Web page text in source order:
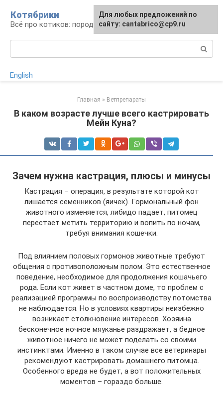
контенту
Котябрики
Всё про котиков: породы, содержание, уход
English
Главная » Ветпрепараты
В каком возрасте лучше всего кастрировать
Мейн Куна?
Зачем нужна кастрация, плюсы и минусы
Кастрация – операция, в результате которой кот
лишается семенников (яичек). Гормональный фон
животного изменяется, либидо падает, питомец
перестает метить территорию и вопить по ночам,
требуя внимания кошечки.
Под влиянием половых гормонов животные требуют
общения с противоположным полом. Это естественное
поведение, необходимое для продолжения кошачьего
рода. Если кот живет в частном доме, то проблем с
реализацией программы по воспроизводству потомства
не наблюдается. Но в условиях квартиры неизбежно
возникает столкновение интересов. Хозяина
бесконечное ночное мяуканье раздражает, а бедное
животное ничего не может поделать со своими
инстинктами. Именно в таком случае все ветеринары
рекомендуют кастрировать домашнего питомца.
Особенного вреда не будет, а вот положительных
моментов – гораздо больше.
Для любых предложений по
сайту: cantabrico@cp9.ru